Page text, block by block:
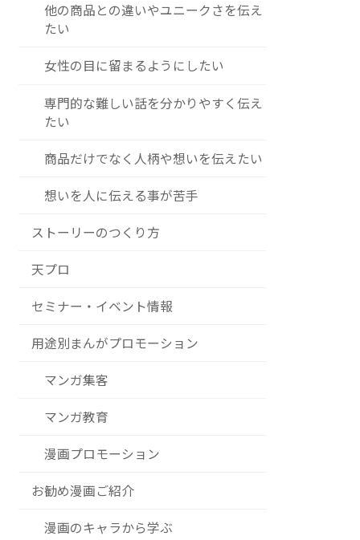
他の商品との違いやユニークさを伝え
たい
女性の目に留まるようにしたい
専門的な難しい話を分かりやすく伝え
たい
商品だけでなく人柄や想いを伝えたい
想いを人に伝える事が苦手
ストーリーのつくり方
天プロ
セミナー・イベント情報
用途別まんがプロモーション
マンガ集客
マンガ教育
漫画プロモーション
お勧め漫画ご紹介
漫画のキャラから学ぶ